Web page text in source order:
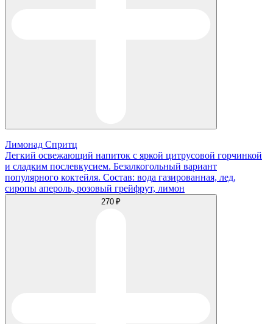
Лимонад Спритц
Легкий освежающий напиток с яркой цитрусовой горчинкой
и сладким послевкусием. Безалкогольный вариант
популярного коктейля. Состав: вода газированная, лед,
сиропы апероль, розовый грейфрут, лимон
270 ₽